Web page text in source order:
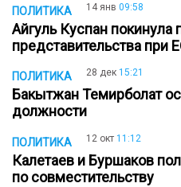
ПОЛИТИКА 14 янв 09:58
Айгуль Куспан покинула
представительства при
ПОЛИТИКА 28 дек 15:21
Бакытжан Темирболат
должности
ПОЛИТИКА 12 окт 11:12
Калетаев и Буршаков
по совместительству